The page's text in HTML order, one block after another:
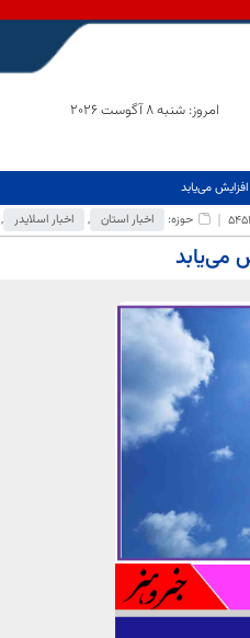
امروز: شنبه 8 آگوست 2026
می‌یابد
حوزه: اخبار استان , اخبار اسلایدر ,
می‌یابد